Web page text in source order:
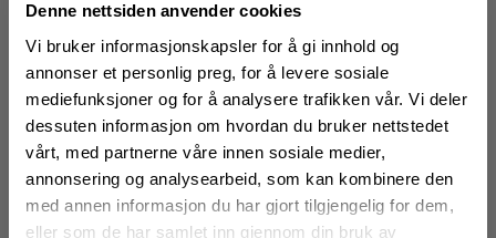
Denne nettsiden anvender cookies
Vi bruker informasjonskapsler for å gi innhold og
annonser et personlig preg, for å levere sosiale
mediefunksjoner og for å analysere trafikken vår. Vi deler
dessuten informasjon om hvordan du bruker nettstedet
vårt, med partnerne våre innen sosiale medier,
annonsering og analysearbeid, som kan kombinere den
med annen informasjon du har gjort tilgjengelig for dem,
eller som de har samlet inn gjennom din bruk av
Overflatebehandling
Rørdiameter utvendig (mm)
På nettlager
1 Pakke a 12 Stk
Alternativ pakning